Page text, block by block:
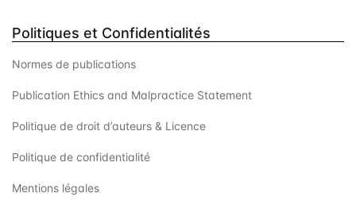
Politiques et Confidentialités
Normes de publications
Publication Ethics and Malpractice Statement
Politique de droit d’auteurs & Licence
Politique de confidentialité
Mentions légales